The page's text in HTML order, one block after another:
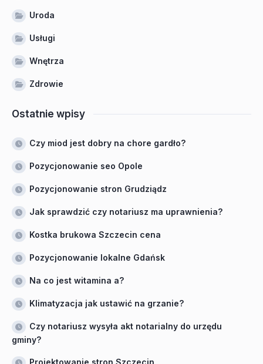
Uroda
Usługi
Wnętrza
Zdrowie
Ostatnie wpisy
Czy miod jest dobry na chore gardło?
Pozycjonowanie seo Opole
Pozycjonowanie stron Grudziądz
Jak sprawdzić czy notariusz ma uprawnienia?
Kostka brukowa Szczecin cena
Pozycjonowanie lokalne Gdańsk
Na co jest witamina a?
Klimatyzacja jak ustawić na grzanie?
Czy notariusz wysyła akt notarialny do urzędu
gminy?
Projektowanie stron Szczecin